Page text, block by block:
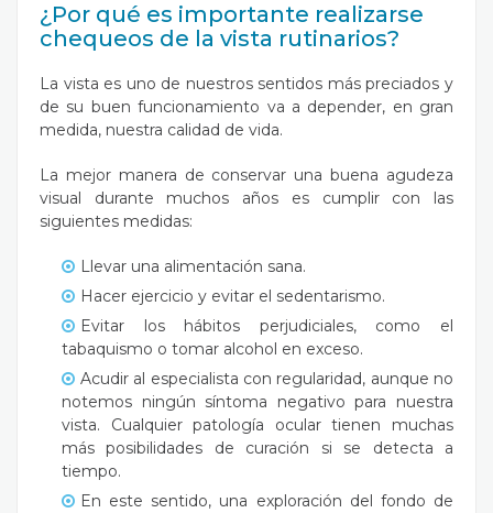
¿Por qué es importante realizarse
chequeos de la vista rutinarios?
La vista es uno de nuestros sentidos más preciados y
de su buen funcionamiento va a depender, en gran
medida, nuestra calidad de vida.
La mejor manera de conservar una buena agudeza
visual durante muchos años es cumplir con las
siguientes medidas:
Llevar una alimentación sana.
Hacer ejercicio y evitar el sedentarismo.
Evitar los hábitos perjudiciales, como el
tabaquismo o tomar alcohol en exceso.
Acudir al especialista con regularidad, aunque no
notemos ningún síntoma negativo para nuestra
vista. Cualquier patología ocular tienen muchas
más posibilidades de curación si se detecta a
tiempo.
En este sentido, una exploración del fondo de